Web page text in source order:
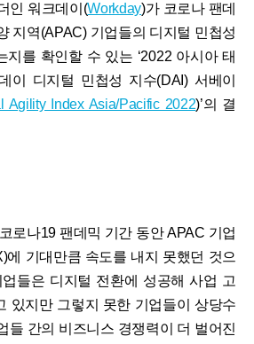
인 워크데이(Workday)가 코로나 팬데
지역(APAC) 기업들의 디지털 민첩성
지를 확인할 수 있는 ‘2022 아시아 태
이 디지털 민첩성 지수(DAI) 서베이
Agility Index Asia/Pacific 2022)’의 결
로나19 팬데믹 기간 동안 APAC 기업
에 기대만큼 속도를 내지 못했던 것으
들은 디지털 전환에 성공해 사업 고
있지만 그렇지 못한 기업들이 상당수
들 간의 비즈니스 경쟁력이 더 벌어진